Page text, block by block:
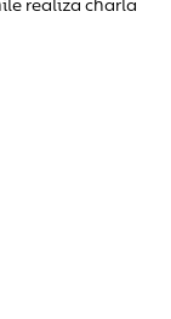
realiza charla